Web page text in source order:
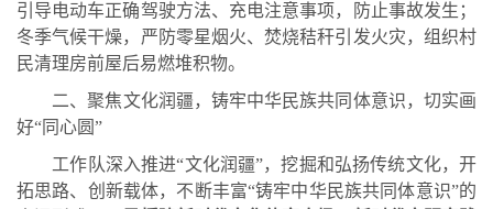
引导电动车正确驾驶方法、充电注意事项，防止事故发生；
冬季气候干燥，严防零星烟火、焚烧秸秆引发火灾，组织村
民清理房前屋后易燃堆积物。
二、聚焦文化润疆，铸牢中华民族共同体意识，切实画
好“同心圆”
工作队深入推进“文化润疆”，挖掘和弘扬传统文化，开
拓思路、创新载体，不断丰富“铸牢中华民族共同体意识”的